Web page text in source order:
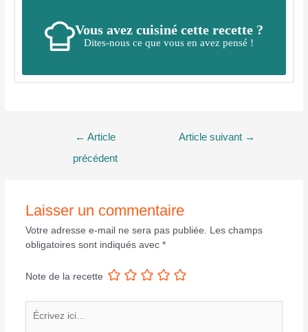
Vous avez cuisiné cette recette ?
Dites-nous ce que vous en avez pensé !
← Article
précédent
Article suivant →
Laisser un commentaire
Votre adresse e-mail ne sera pas publiée. Les champs
obligatoires sont indiqués avec *
Note de la recette
ici…